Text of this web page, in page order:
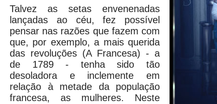
Talvez as setas envenenadas
lançadas ao céu, fez possível
pensar nas razões que fazem com
que, por exemplo, a mais querida
das revoluções (A Francesa) - a
de 1789 - tenha sido tão
desoladora e inclemente em
relação à metade da população
francesa, as mulheres. Neste